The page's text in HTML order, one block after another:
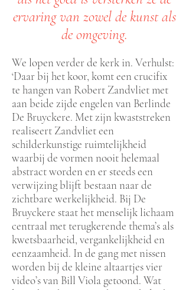
ervaring van zowel de kunst als
de omgeving.
We lopen verder de kerk in. Verhulst:
‘Daar bij het koor, komt een crucifix
te hangen van Robert Zandvliet met
aan beide zijde engelen van Berlinde
De Bruyckere. Met zijn kwaststreken
realiseert Zandvliet een
schilderkunstige ruimtelijkheid
waarbij de vormen nooit helemaal
abstract worden en er steeds een
verwijzing blijft bestaan naar de
zichtbare werkelijkheid. Bij De
Bruyckere staat het menselijk lichaam
centraal met terugkerende thema’s als
kwetsbaarheid, vergankelijkheid en
eenzaamheid. In de gang met nissen
worden bij de kleine altaartjes vier
video’s van Bill Viola getoond. Wat